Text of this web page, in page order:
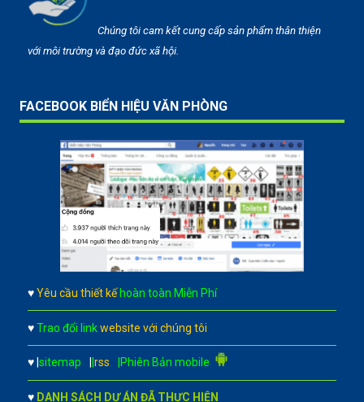
Chúng tôi cam kết cung cấp sản phẩm thân thiện
với môi trường và đạo đức xã hội.
FACEBOOK BIỂN HIỆU VĂN PHÒNG
♥ Yêu cầu thiết kế hoàn toàn Miễn Phí
♥ Trao đổi link website với chúng tôi
♥ |sitemap |rss |Phiên Bản mobile
♥ DANH SÁCH DỰ ÁN ĐÃ THỰC HIỆN